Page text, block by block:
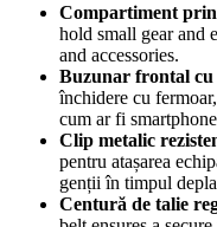
Compartiment
hold small gear and
and accessories.
Buzunar frontal
închidere cu
cum ar fi
Clip metalic
pentru atașarea
genții în timpul
Centură de talie